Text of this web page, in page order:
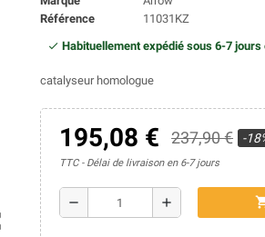
Référence
11031KZ
Habituellement expédié sous 6-7 jours
catalyseur homologue
195,08 € 237,90 € -
TTC Délai de livraison en 6-7 jours
remove add